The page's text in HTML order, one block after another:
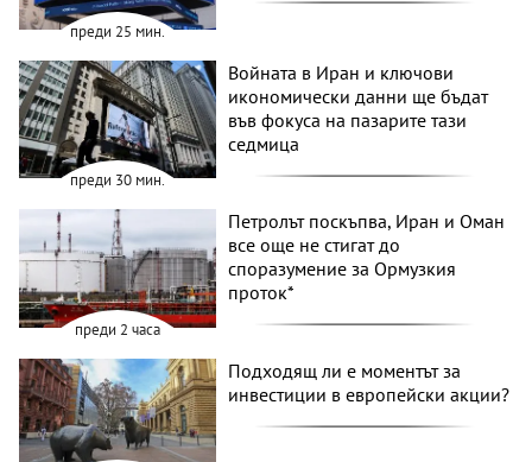
преди 25 мин.
преди 30 мин.
Войната в Иран и ключови
икономически данни ще бъдат
във фокуса на пазарите тази
седмица
преди 2 часа
Петролът поскъпва, Иран и Оман
все още не стигат до
споразумение за Ормузкия
проток*
Подходящ ли е моментът за
инвестиции в европейски акции?